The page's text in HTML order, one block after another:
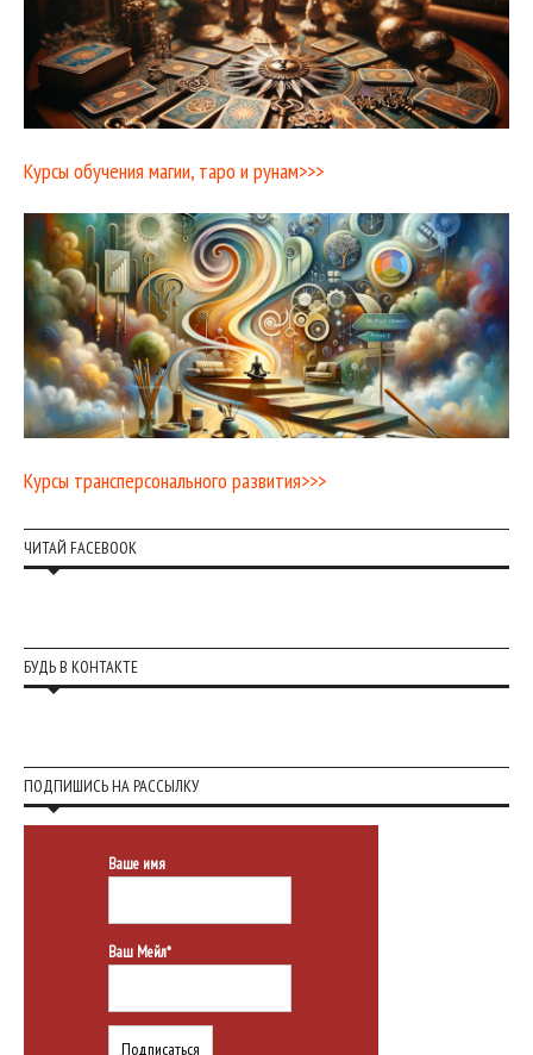
Курсы обучения магии, таро и рунам>>>
Курсы трансперсонального развития>>>
ЧИТАЙ FACEBOOK
БУДЬ В КОНТАКТЕ
ПОДПИШИСЬ НА РАССЫЛКУ
Ваше имя
Ваш Мейл*